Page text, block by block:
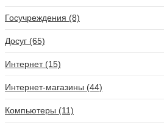
Госучреждения (8)
Досуг (65)
Интернет (15)
Интернет-магазины (44)
Компьютеры (11)